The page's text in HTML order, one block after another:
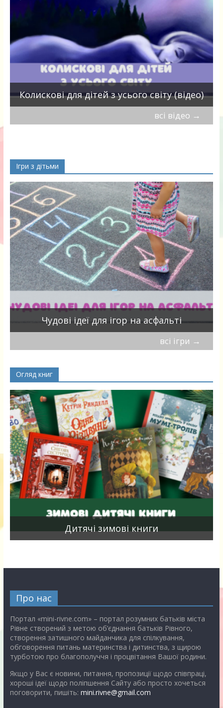
Колискові для дітей з усього світу (відео)
всі відео →
Ігри з дітьми
Чудові ідеї для ігор на асфальті
всі ігри →
Огляд книг
Дитячі зимові книги
Про нас
Портал «mini-rivne.com» – портал розумних батьків міста
Рівне створений з метою об’єднання батьків Рівного,
створення затишного майданчика для спілкування,
обговорення питань материнства і дитинства, з щирою
турботою про благополуччя і процвітання Вашої родини.
Якщо у Вас є новини, питання, пропозиції щодо співпраці,
хороші ідеї щодо поліпшення Сайту або просто хочеться
поговорити, пишіть: mini.rivne@gmail.com